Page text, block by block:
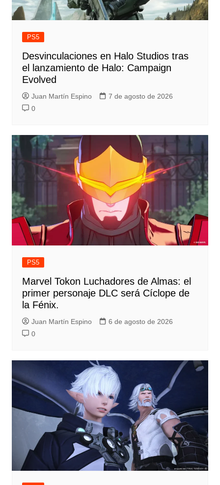
PS5
Desvinculaciones en Halo Studios tras
el lanzamiento de Halo: Campaign
Evolved
Juan Martín Espino
7 de agosto de 2026
0
PS5
Marvel Tokon Luchadores de Almas: el
primer personaje DLC será Cíclope de
la Fénix.
Juan Martín Espino
6 de agosto de 2026
0